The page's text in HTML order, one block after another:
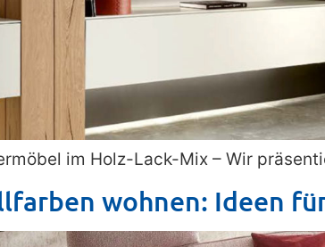
im Holz-Lack-Mix – Wir
wohnen: Ideen